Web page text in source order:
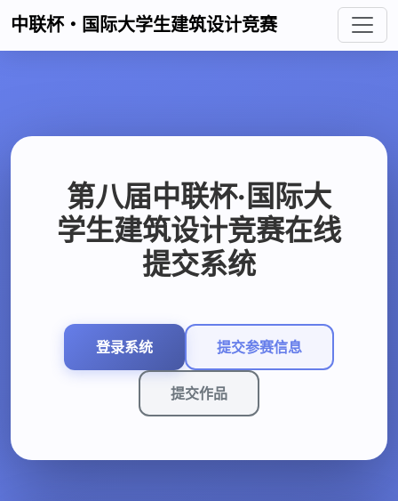
中联杯・国际大学生建筑设计竞赛
第八届中联杯·国际大
学生建筑设计竞赛在线
提交系统
登录系统 提交参赛信息
提交作品